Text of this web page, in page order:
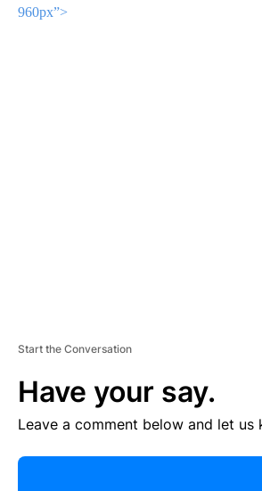
960px”>
Start the Conversation
Have your say.
Leave a comment below and let